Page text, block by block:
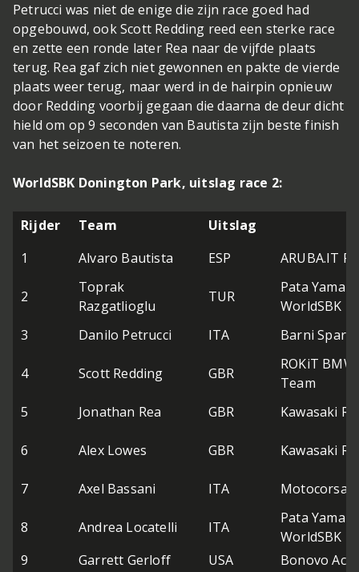
Petrucci was niet de enige die zijn race goed had
opgebouwd, ook Scott Redding reed een sterke race
en zette een ronde later Rea naar de vijfde plaats
terug. Rea gaf zich niet gewonnen en pakte de vierde
plaats weer terug, maar werd in de hairpin opnieuw
door Redding voorbij gegaan die daarna de deur dicht
hield om op 9 seconden van Bautista zijn beste finish
van het seizoen te noteren.
WorldSBK Donington Park, uitslag race 2:
Rijder Team
Uitslag
1
Alvaro Bautista ESP ARUBA.IT
2
Toprak
Razgatlioglu
TUR
Pata
WorldSBK
3
Danilo Petrucci ITA Barni Spark
4 Scott Redding GBR
ROKiT
Team
5
Jonathan Rea GBR Kawasaki
6 Alex Lowes GBR Kawasaki
7 Axel Bassani ITA Motocorsa
8 Andrea Locatelli ITA
Pata
WorldSBK
9
Garrett Gerloff USA
Bonovo